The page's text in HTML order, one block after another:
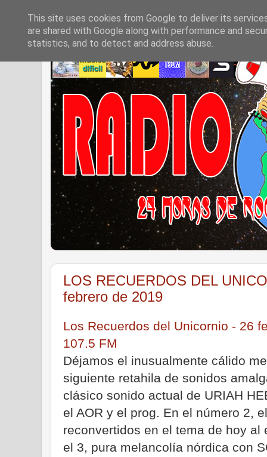
LOS RECUERDOS DEL
febrero de 2019
Los Recuerdos del Unicornio - 26
107.5 FM
Déjamos el inusualmente cálido
siguiente retahila de sonidos
clásico sonido actual de URIAH
el AOR y el prog. En el número 2,
reconvertidos en el tema de hoy
el 3, pura melancolía nórdica con
This site uses cookies from Google to deliver its
are shared with Google along with performance and
statistics, and to detect and address abuse.